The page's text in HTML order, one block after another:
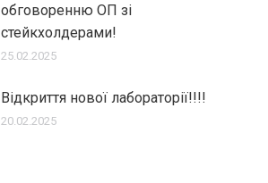
обговоренню ОП зі
стейкхолдерами!
25.02.2025
Відкриття нової лабораторії!!!!
20.02.2025